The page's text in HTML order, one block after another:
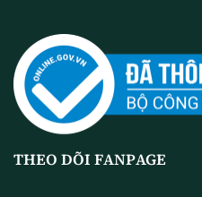
THEO DÕI FANPAGE